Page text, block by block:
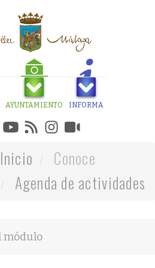
AYUNTAMIENTO INFORMA
Inicio
Conoce
Agenda de actividades